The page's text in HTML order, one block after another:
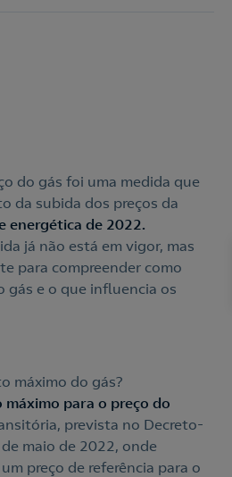
do gás foi uma medida que
da subida dos preços da
energética de 2022.
já não está em vigor, mas
para compreender como
gás e o que influencia os
máximo do gás?
para o preço do
prevista no Decreto-
maio de 2022, onde
preço de referência para o